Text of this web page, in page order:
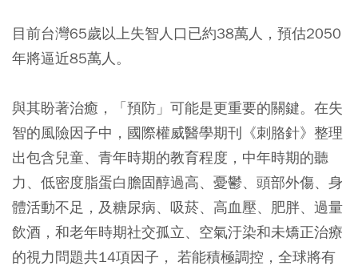
目前台灣65歲以上失智人口已約38萬人，預估2050
年將逼近85萬人。
與其盼著治癒，「預防」可能是更重要的關鍵。在失
智的風險因子中，國際權威醫學期刊《刺胳針》整理
出包含兒童、青年時期的教育程度，中年時期的聽
力、低密度脂蛋白膽固醇過高、憂鬱、頭部外傷、身
體活動不足，及糖尿病、吸菸、高血壓、肥胖、過量
飲酒，和老年時期社交孤立、空氣汙染和未矯正治療
的視力問題共14項因子， 若能積極調控，全球將有